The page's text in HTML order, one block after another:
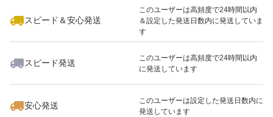
スピード＆安心発送
このユーザーは高頻度で24時間以内
＆設定した発送日数内に発送していま
す
スピード発送
このユーザーは高頻度で24時間以内
に発送しています
安心発送
このユーザーは設定した発送日数内に
発送しています
いいね！
1,600